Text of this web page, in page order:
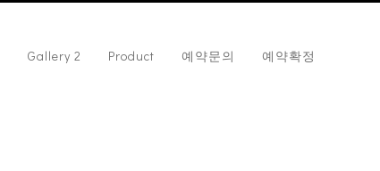
Gallery 2 Product 예약문의 예약확정